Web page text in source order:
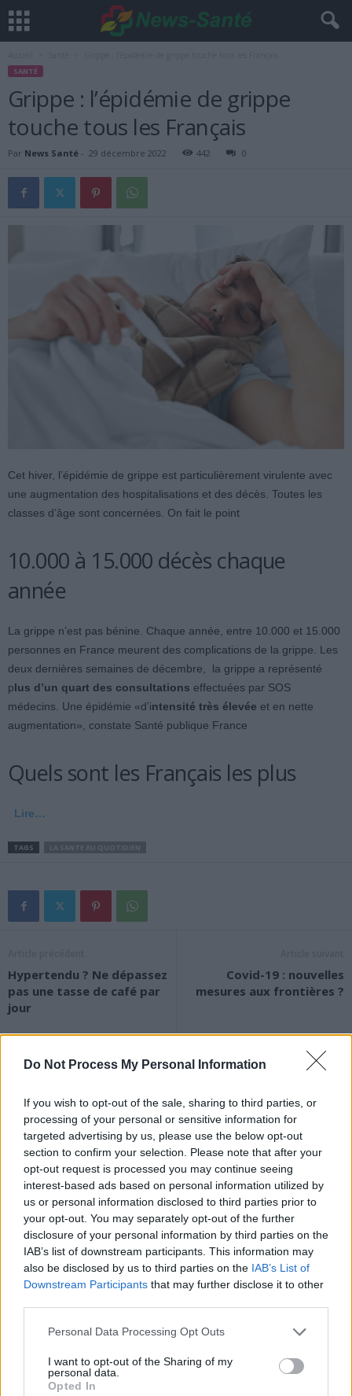
Do Not Process My Personal Information
If you wish to opt-out of the sale, sharing to third parties, or
processing of your personal or sensitive information for
targeted advertising by us, please use the below opt-out
section to confirm your selection. Please note that after your
opt-out request is processed you may continue seeing
interest-based ads based on personal information utilized by
us or personal information disclosed to third parties prior to
your opt-out. You may separately opt-out of the further
disclosure of your personal information by third parties on the
IAB’s list of downstream participants. This information may
also be disclosed by us to third parties on the IAB’s List of
Downstream Participants that may further disclose it to other
Personal Data Processing Opt Outs
I want to opt-out of the Sharing of my
personal data.
Opted In
SANTÉ
Grippe : l’épidémie de grippe
touche tous les Français
Par News Santé - 29 décembre 2022 442 0
Cet hiver, l’épidémie de grippe est particulièrement virulente avec
une augmentation des hospitalisations et des décès. Toutes les
classes d’âge sont concernées. On fait le point
10.000 à 15.000 décès chaque
année
La grippe n’est pas bénine. Chaque année, entre 10.000 et 15.000
personnes en France meurent des complications de la grippe. Les
deux dernières semaines de décembre, la grippe a représenté
plus d’un quart des consultations effectuées par SOS
médecins. Une épidémie «d’intensité très élevée et en nette
augmentation», constate Santé publique France
Quels sont les Français les plus
Lire…
TAGS
Hypertendu ? Ne dépassez
pas une tasse de café par
jour
Covid-19 : nouvelles
mesures aux frontières ?
News Santé
https://news-sante.fr
ARTICLES CONNEXES PLUS DE L'AUTEUR
Canicule : les conseils
cardiologues pour
éviter le danger
Éclipse du 12 août :
lunettes de sécurité
Un chewing-gum
combattre le cancer